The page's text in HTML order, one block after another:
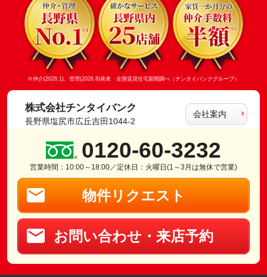
※仲介(2026.1)、管理(2026.8)発表 全国賃貸住宅新聞調べ（チンタイバンクグループ）
株式会社チンタイバンク
長野県塩尻市広丘吉田1044-2
会社案内
0120-60-3232
営業時間：10:00～18:00／定休日：火曜日(1～3月は無休で営業)
物件リクエスト
お問い合わせ・来店予約